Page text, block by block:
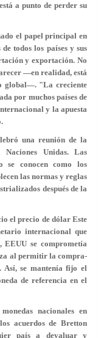
a punto de perder su
el papel principal en
todos los países y sus
y exportación. No
—en realidad, está
global—. "La creciente
por muchos países de
y la apuesta
una reunión de la
Unidas. Las
se conocen como los
las normas y reglas
después de la
el precio de dólar Este
internacional que
EEUU se comprometía
al permitir la compra-
Así, se mantenía fijo el
de referencia en el
nacionales en
acuerdos de Bretton
país a devaluar y